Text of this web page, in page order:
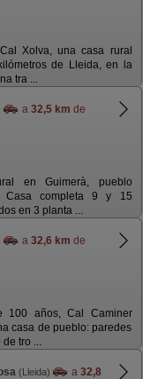
Xolva, una casa rural
de Lleida, en la
tra ...
a 32,5 km de
en Guimerà, pueblo
Casa completa 9 y 15
en 3 planta ...
a 32,6 km de
100 años, Cal Caminer
casa de pueblo: paredes
tro ...
(Lleida) a 32,8